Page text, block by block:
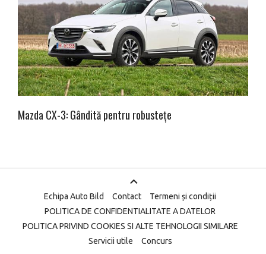
Mazda CX-3: Gândită pentru robustețe
Echipa Auto Bild Contact
Termeni și condiții
POLITICA DE CONFIDENTIALITATE A DATELOR
POLITICA PRIVIND COOKIES SI ALTE TEHNOLOGII SIMILARE
Servicii utile
Concurs